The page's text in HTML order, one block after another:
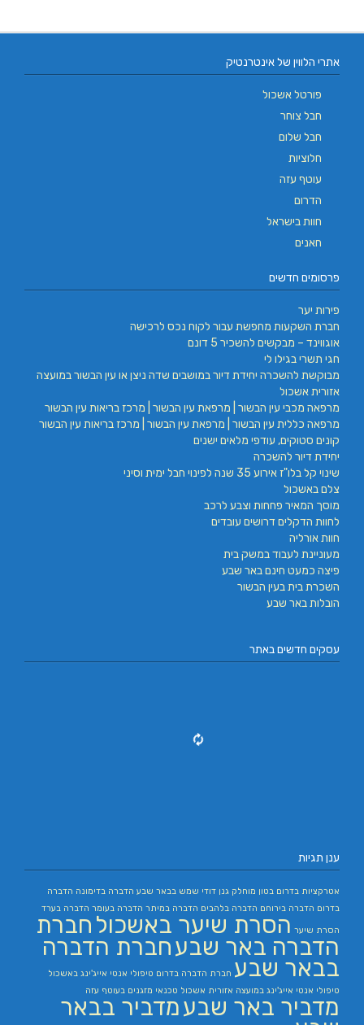
אתרי הלווין של אינטרנטיק
פורטל אשכול
חבל צוחר
חבל שלום
חלוציות
עוטף עזה
הדרום
חוות בישראל
חאנים
פרסומים חדשים
פירות יער
חברת השקעות מחפשת עבור לקוח נכס לרכישה
אוגווינד – מבקשים להשכיר 5 דונם
חגי תשרי בגילו לי
מבוקשת להשכרה יחידת דיור במושבים שדה ניצן או עין הבשור במועצה
אזורית אשכול
מרפאה מכבי עין הבשור | מרפאת עין הבשור | מרכז בריאות עין הבשור
מרפאה כללית עין הבשור | מרפאת עין הבשור | מרכז בריאות עין הבשור
קונים סטוקים, עודפי מלאים ישנים
יחידת דיור להשכרה
שינוי קל בלו"ז אירוע 35 שנה לפינוי חבל ימית וסיני
צלם באשכול
מוסך המאיר פחחות וצבע לרכב
לחוות הדקלים דרושים עובדים
חוות אורליה
מעוניינת לעבוד במשק בית
פיצה כמעט חינם באר שבע
השכרת בית בעין הבשור
הובלות באר שבע
עסקים חדשים באתר
ענן תגיות
אטרקציות בדרום בטון מוחלק גנן דודי שמש בבאר שבע הדברה בדימונה הדברה
בדרום הדברה בירוחם הדברה בלהבים הדברה במיתר הדברה בעומר הדברה בערד
הסרת שיער הסרת שיער באשכול חברת
הדברה באר שבעחברת הדברה
בבאר שבע חברת הדברה בדרום טיפולי אנטי אייג'ינג באשכול
טיפולי אנטי אייג'ינג במועצה אזורית אשכול טכנאי מזגנים בעוטף עזה
מדביר באר שבעמדביר בבאר